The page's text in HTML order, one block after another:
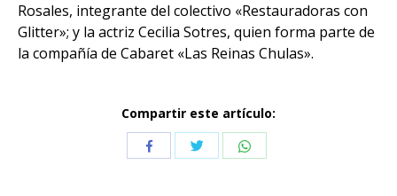
Rosales, integrante del colectivo «Restauradoras con
Glitter»; y la actriz Cecilia Sotres, quien forma parte de
la compañía de Cabaret «Las Reinas Chulas».
Compartir este artículo:
CompartirCompartirCompartir